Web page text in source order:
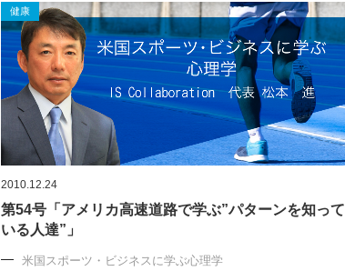
健康
2010.12.24
第54号「アメリカ高速道路で学ぶ”パターンを知って
いる人達”」
米国スポーツ・ビジネスに学ぶ心理学